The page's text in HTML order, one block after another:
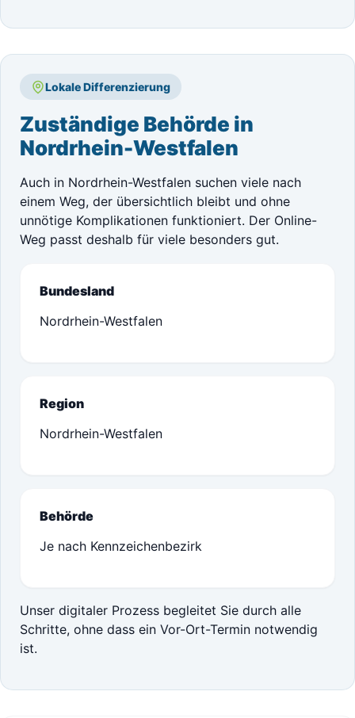
Lokale Differenzierung
Zuständige Behörde in
Nordrhein-Westfalen
Auch in Nordrhein-Westfalen suchen viele nach
einem Weg, der übersichtlich bleibt und ohne
unnötige Komplikationen funktioniert. Der Online-
Weg passt deshalb für viele besonders gut.
Bundesland
Nordrhein-Westfalen
Region
Nordrhein-Westfalen
Behörde
Je nach Kennzeichenbezirk
Unser digitaler Prozess begleitet Sie durch alle
Schritte, ohne dass ein Vor-Ort-Termin notwendig
ist.